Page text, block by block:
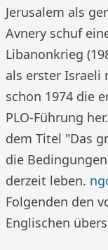
Jerusalem als
Avnery schuf
Libanonkrieg
als erster Israeli
schon 1974 die
PLO-Führung
dem Titel "Das
die
derzeit leben.
Folgenden den
Englischen